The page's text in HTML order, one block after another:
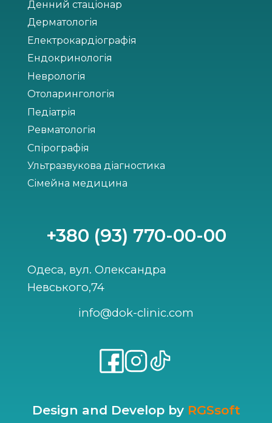
Укласти декларацію Запис на прийом
Денний стаціонар
Дерматологія
Електрокардіографія
Ендокринологія
Неврологія
Отоларингологія
Педіатрія
Ревматологія
Спірографія
Ультразвукова діагностика
Сімейна медицина
+380 (93) 770-00-00
Одеса, вул. Олександра
Невського,74
info@dok-clinic.com
Design and Develop by RGSsoft